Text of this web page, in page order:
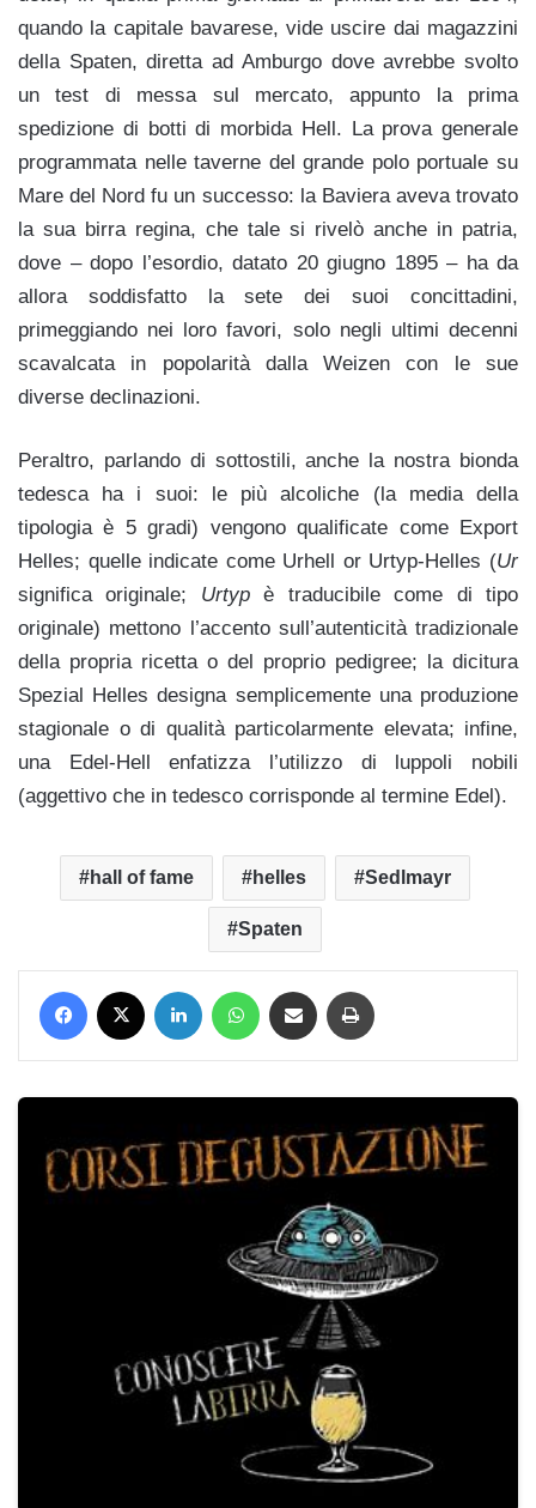
quando la capitale bavarese, vide uscire dai magazzini
della Spaten, diretta ad Amburgo dove avrebbe svolto
un test di messa sul mercato, appunto la prima
spedizione di botti di morbida Hell. La prova generale
programmata nelle taverne del grande polo portuale su
Mare del Nord fu un successo: la Baviera aveva trovato
la sua birra regina, che tale si rivelò anche in patria,
dove – dopo l’esordio, datato 20 giugno 1895 – ha da
allora soddisfatto la sete dei suoi concittadini,
primeggiando nei loro favori, solo negli ultimi decenni
scavalcata in popolarità dalla Weizen con le sue
diverse declinazioni.
Peraltro, parlando di sottostili, anche la nostra bionda
tedesca ha i suoi: le più alcoliche (la media della
tipologia è 5 gradi) vengono qualificate come Export
Helles; quelle indicate come Urhell or Urtyp-Helles (Ur
significa originale; Urtypè traducibile come di tipo
originale) mettono l’accento sull’autenticità tradizionale
della propria ricetta o del proprio pedigree; la dicitura
Spezial Helles designa semplicemente una produzione
stagionale o di qualità particolarmente elevata; infine,
una Edel-Hell enfatizza l’utilizzo di luppoli nobili
(aggettivo che in tedesco corrisponde al termine Edel).
hall of fame helles Sedlmayr
Spaten
Facebook LinkedIn WhatsApp Condividi via mail